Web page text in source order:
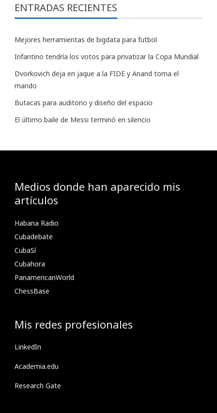
ENTRADAS RECIENTES
Mejores herramientas de bigdata para futbol
Infantino tendría los votos para privatizar la Copa Mundial
Dvorkovich deja en jaque a la FIDE y Anand toma el
mando
Butacas para auditorio y diseño del espacio
El último baile de Messi terminó en silencio
Medios donde han aparecido mis
artículos
Habana Radio
Cubadebate
CubaSí
Cubahora
PanamericanWorld
ChessBase
Mis redes profesionales
LinkedIn
Academia.edu
Research Gate